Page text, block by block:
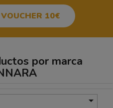
10€
por marca
